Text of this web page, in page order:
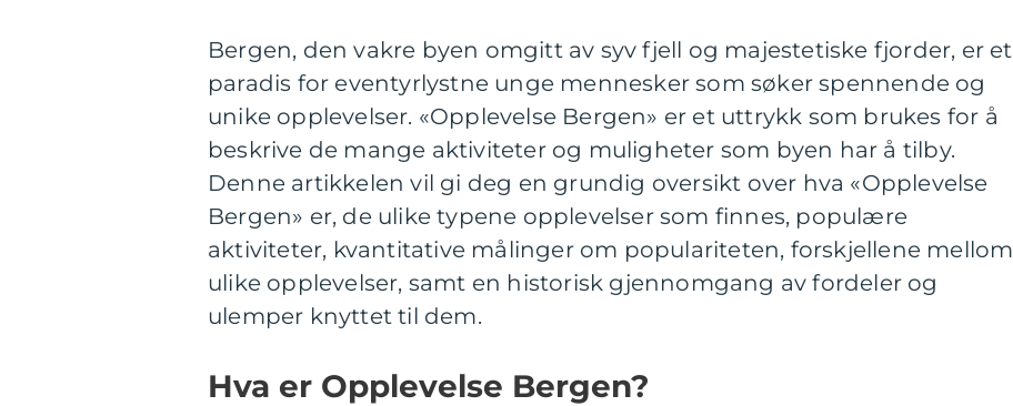
Bergen, den vakre byen omgitt av syv fjell og majestetiske fjorder, er et
paradis for eventyrlystne unge mennesker som søker spennende og
unike opplevelser. «Opplevelse Bergen» er et uttrykk som brukes for å
beskrive de mange aktiviteter og muligheter som byen har å tilby.
Denne artikkelen vil gi deg en grundig oversikt over hva «Opplevelse
Bergen» er, de ulike typene opplevelser som finnes, populære
aktiviteter, kvantitative målinger om populariteten, forskjellene mellom
ulike opplevelser, samt en historisk gjennomgang av fordeler og
ulemper knyttet til dem.
Hva er Opplevelse Bergen?